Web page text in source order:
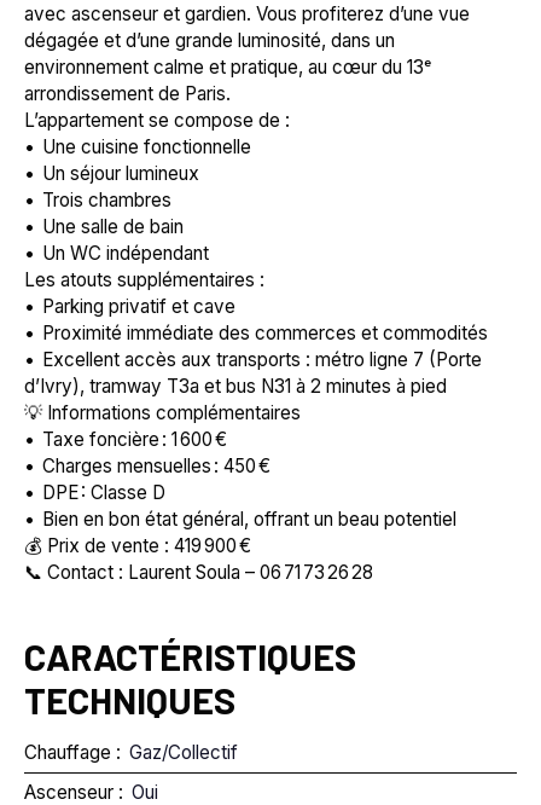
avec ascenseur et gardien. Vous profiterez d’une vue
dégagée et d’une grande luminosité, dans un
environnement calme et pratique, au cœur du 13ᵉ
arrondissement de Paris.
L’appartement se compose de :
Une cuisine fonctionnelle
Un séjour lumineux
Trois chambres
Une salle de bain
Un WC indépendant
Les atouts supplémentaires :
Parking privatif et cave
Proximité immédiate des commerces et commodités
Excellent accès aux transports : métro ligne 7 (Porte
d’Ivry), tramway T3a et bus N31 à 2 minutes à pied
💡 Informations complémentaires
Taxe foncière : 1 600 €
Charges mensuelles : 450 €
DPE : Classe D
Bien en bon état général, offrant un beau potentiel
💰 Prix de vente : 419 900 €
📞 Contact : Laurent Soula – 06 71 73 26 28
CARACTÉRISTIQUES
TECHNIQUES
Chauffage : Gaz/Collectif
Ascenseur : Oui